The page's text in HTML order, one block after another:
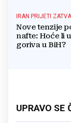
IRAN PRIJETI
Nove tenzije
nafte: Hoće li
goriva u BiH?
UPRAVO SE